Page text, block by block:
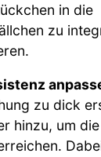
in die
zu
zu dick
hinzu, um